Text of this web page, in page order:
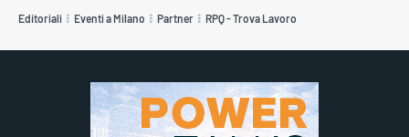
Editoriali Eventi a Milano Partner RPQ - Trova Lavoro